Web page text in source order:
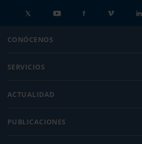
CONÓCENOS
SERVICIOS
ACTUALIDAD
PUBLICACIONES